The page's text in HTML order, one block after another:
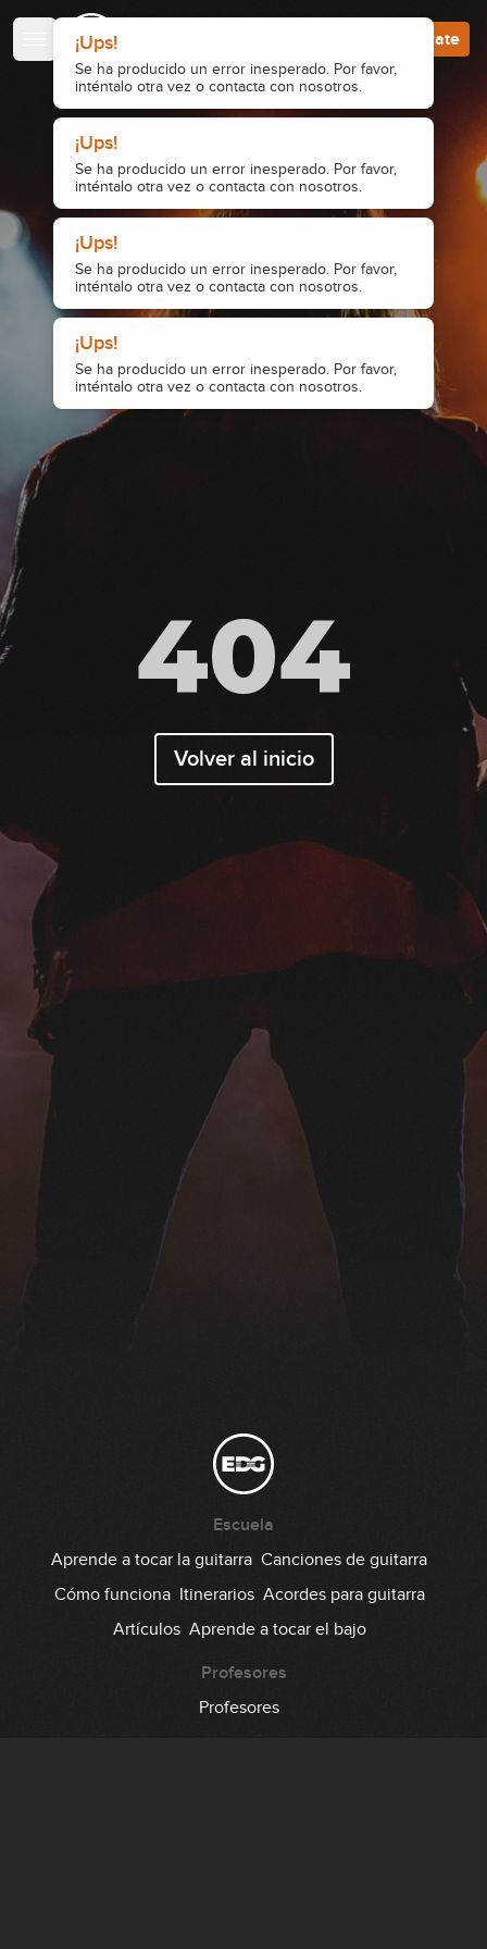
¡Ups!
Se ha producido un error inesperado. Por favor,
inténtalo otra vez o contacta con nosotros.
¡Ups!
Se ha producido un error inesperado. Por favor,
inténtalo otra vez o contacta con nosotros.
¡Ups!
Se ha producido un error inesperado. Por favor,
inténtalo otra vez o contacta con nosotros.
¡Ups!
Se ha producido un error inesperado. Por favor,
inténtalo otra vez o contacta con nosotros.
Regístrate
404
Volver al inicio
Escuela
Aprende a tocar la guitarra Canciones de guitarra
Cómo funciona Itinerarios Acordes para guitarra
Artículos Aprende a tocar el bajo
Profesores
Profesores
Escuela de Guitarristas